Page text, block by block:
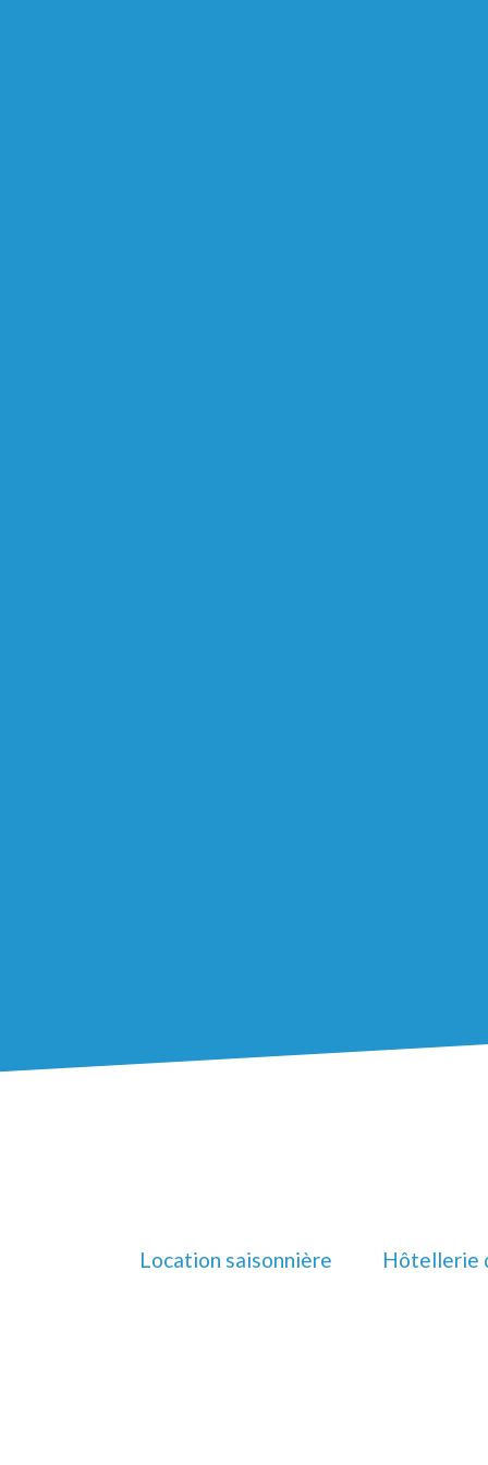
Location saisonnière Hôtellerie